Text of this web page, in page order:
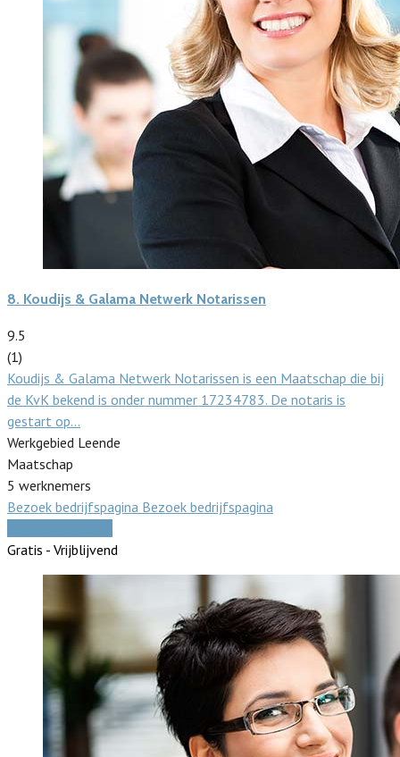
8. Koudijs & Galama Netwerk Notarissen
9.5
(1)
Koudijs & Galama Netwerk Notarissen is een Maatschap die bij
de KvK bekend is onder nummer 17234783. De notaris is
gestart op…
Werkgebied Leende
Maatschap
5 werknemers
Bezoek bedrijfspagina Bezoek bedrijfspagina
Gratis - Vrijblijvend